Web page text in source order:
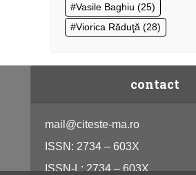
Vasile Baghiu (25)
Viorica Răduţă (28)
contact
mail@citeste-ma.ro
ISSN: 2734 – 603X
ISSN-L: 2734 – 603X